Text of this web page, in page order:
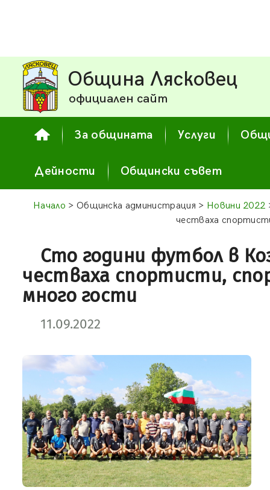
Община Лясковец
официален сайт
За общината Услуги
Дейности Общински съвет
Начало > Общинска администрация > Новини 2022
честваха
Сто години футбол в
честваха спортисти,
много гости
11.09.2022